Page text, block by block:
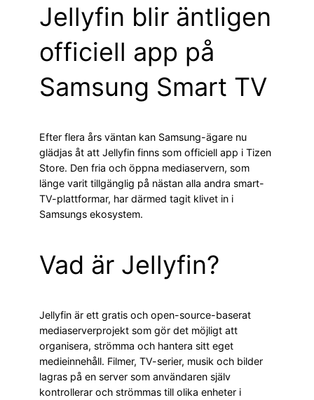
Jellyfin blir äntligen
officiell app på
Samsung Smart TV
Efter flera års väntan kan Samsung-ägare nu
glädjas åt att Jellyfin finns som officiell app i Tizen
Store. Den fria och öppna mediaservern, som
länge varit tillgänglig på nästan alla andra smart-
TV-plattformar, har därmed tagit klivet in i
Samsungs ekosystem.
Vad är Jellyfin?
Jellyfin är ett gratis och open-source-baserat
mediaserverprojekt som gör det möjligt att
organisera, strömma och hantera sitt eget
medieinnehåll. Filmer, TV-serier, musik och bilder
lagras på en server som användaren själv
kontrollerar och strömmas till olika enheter i